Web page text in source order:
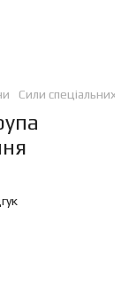
Сили спеціальних